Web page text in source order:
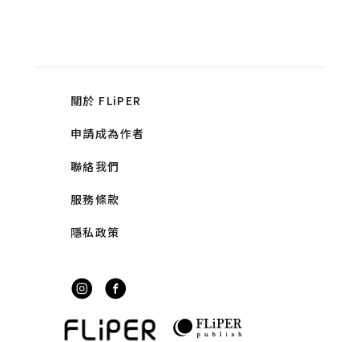
關於 FLiPER
申請成為作者
聯絡我們
服務條款
隱私政策